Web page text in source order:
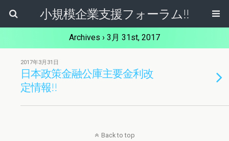
小規模企業支援フォーラム!!
Archives › 3月 31st, 2017
2017年3月31日
日本政策金融公庫主要金利改
定情報!!
Back to top